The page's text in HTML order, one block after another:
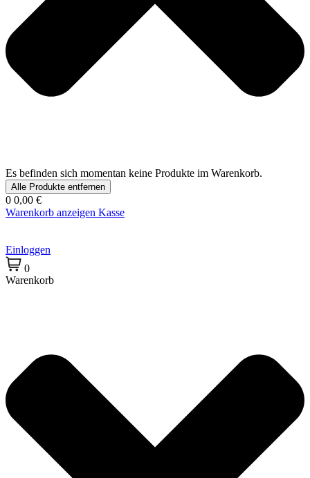
Es befinden sich momentan keine Produkte im Warenkorb.
Alle Produkte entfernen
0 0,00 €
Warenkorb anzeigen Kasse
Einloggen
0
Warenkorb